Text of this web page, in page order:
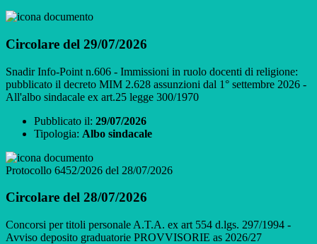
Circolare del 29/07/2026
Snadir Info-Point n.606 - Immissioni in ruolo docenti di religione:
pubblicato il decreto MIM 2.628 assunzioni dal 1° settembre 2026 -
All'albo sindacale ex art.25 legge 300/1970
Pubblicato il: 29/07/2026
Tipologia: Albo sindacale
Protocollo 6452/2026 del 28/07/2026
Circolare del 28/07/2026
Concorsi per titoli personale A.T.A. ex art 554 d.lgs. 297/1994 -
Avviso deposito graduatorie PROVVISORIE as 2026/27